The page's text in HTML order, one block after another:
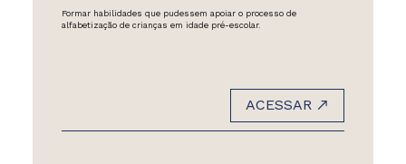
Formar habilidades que pudessem apoiar o processo de
alfabetização de crianças em idade pré-escolar.
ACESSAR